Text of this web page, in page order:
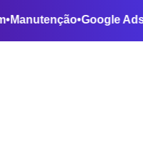
•Manutenção•